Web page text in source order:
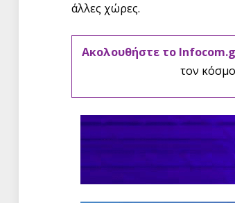
άλλες χώρες.
Ακολουθήστε το
τον